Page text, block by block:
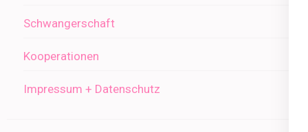
Schwangerschaft
Kooperationen
Impressum + Datenschutz